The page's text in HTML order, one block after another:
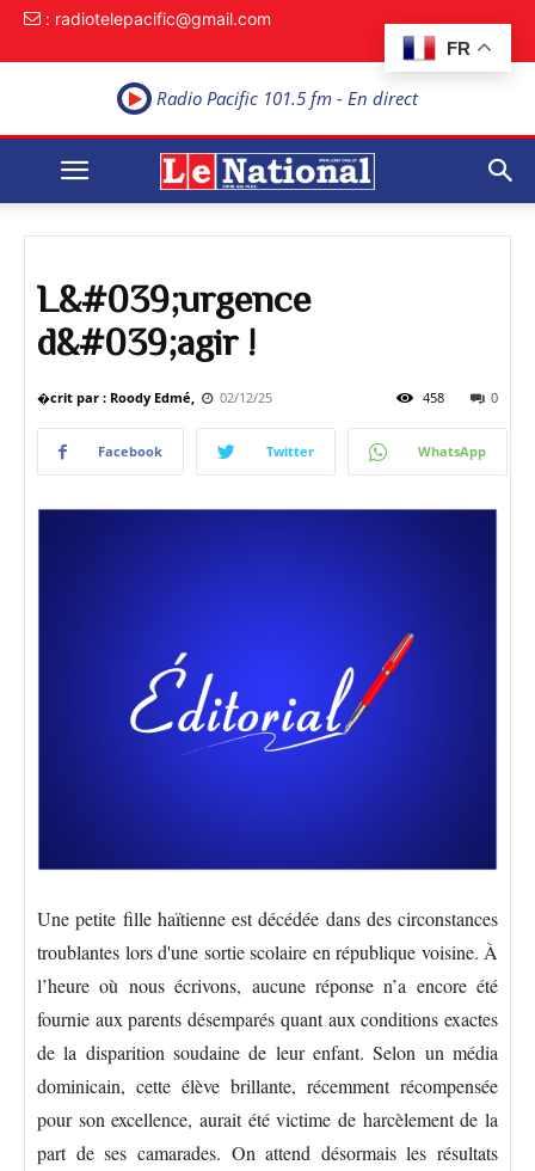
FR
: radiotelepacific@gmail.com
Radio Pacific 101.5 fm - En direct
L&#039;urgence
d&#039;agir !
�crit par : Roody Edmé, 02/12/25 0
458
Facebook Twitter WhatsApp
Une petite fille haïtienne est décédée dans des circonstances
troublantes lors d'une sortie scolaire en république voisine. À
l’heure où nous écrivons, aucune réponse n’a encore été
fournie aux parents désemparés quant aux conditions exactes
de la disparition soudaine de leur enfant. Selon un média
dominicain, cette élève brillante, récemment récompensée
pour son excellence, aurait été victime de harcèlement de la
part de ses camarades. On attend désormais les résultats